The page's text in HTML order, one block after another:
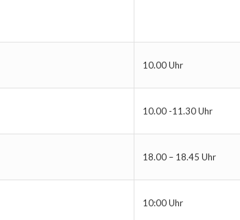
10.00 Uhr
10.00 -11.30 Uhr
18.00 – 18.45 Uhr
10:00 Uhr